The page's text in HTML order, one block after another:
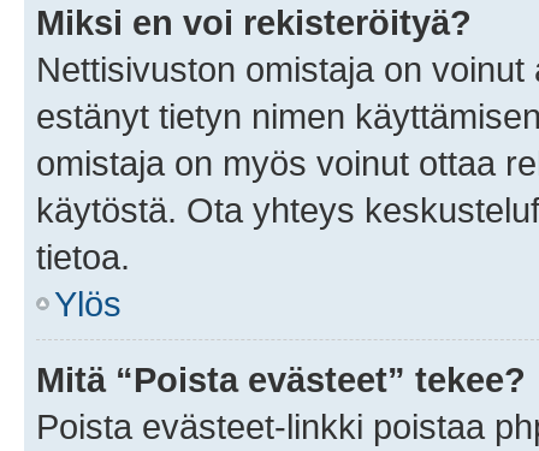
Miksi en voi rekisteröityä?
Nettisivuston omistaja on
estänyt tietyn nimen
omistaja on myös voinut ottaa
käytöstä. Ota yhteys
tietoa.
Ylös
Mitä “Poista evästeet” tekee?
Poista evästeet-linkki poistaa